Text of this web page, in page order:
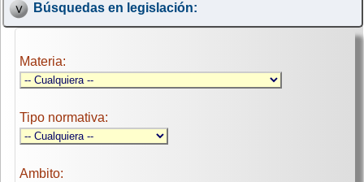
Búsquedas en legislación:
Materia:
Tipo normativa:
Ambito: